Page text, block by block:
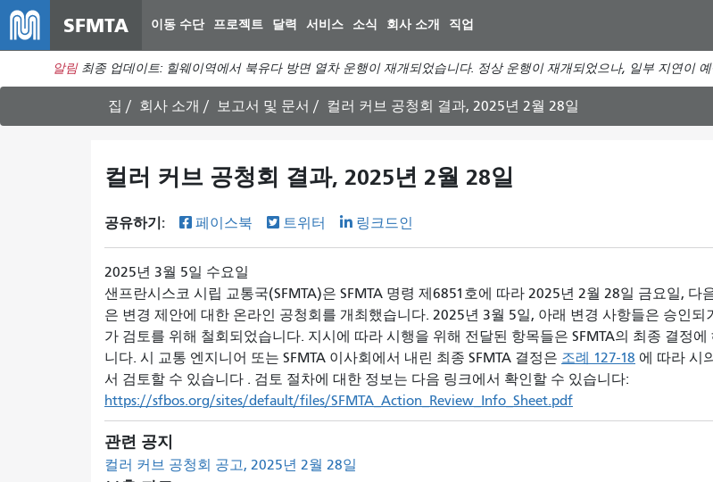
컨
텐
SFMTA 이동 수단 프로젝트 달력 서비스 소식 회사 소개 직업
알림 최종 업데이트: 힐웨이역에서 북유다 방면 열차 운행이 재개되었습니다. 정상 운행이 재개되었으나, 일부 지연이
집 회사 소개 보고서 및 문서 컬러 커브 공청회 결과, 2025년 2월 28일
컬러 커브 공청회 결과, 2025년 2월 28일
공유하기: 페이스북 트위터 링크드인
2025년 3월 5일 수요일
샌프란시스코 시립 교통국(SFMTA)은 SFMTA 명령 제6851호에 따라 2025년 2월 28일 금요일, 다
은 변경 제안에 대한 온라인 공청회를 개최했습니다. 2025년 3월 5일, 아래 변경 사항들은 승인되
가 검토를 위해 철회되었습니다. 지시에 따라 시행을 위해 전달된 항목들은 SFMTA의 최종 결정에
니다. 시 교통 엔지니어 또는 SFMTA 이사회에서 내린 최종 SFMTA 결정은 조례 127-18 에 따라 시
서 검토할 수 있습니다 . 검토 절차에 대한 정보는 다음 링크에서 확인할 수 있습니다:
https://sfbos.org/sites/default/files/SFMTA_Action_Review_Info_Sheet.pdf
관련 공지
컬러 커브 공청회 공고, 2025년 2월 28일